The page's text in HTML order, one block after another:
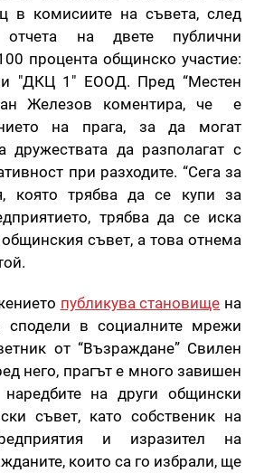
в комисиите на съвета, след
на двете публични
процента общинско участие:
"ДКЦ 1" ЕООД. Пред “Местен
Железов коментира, че е
на прага, за да могат
дружествата да разполагат с
при разходите. “Сега за
която трябва да се купи за
трябва да се иска
съвет, а това отнема
публикува становище на
сподели в социалните мрежи
от “Възраждане” Свилен
него, прагът е много завишен
на други общински
съвет, като собственик на
и изразител на
които са го избрали, ще